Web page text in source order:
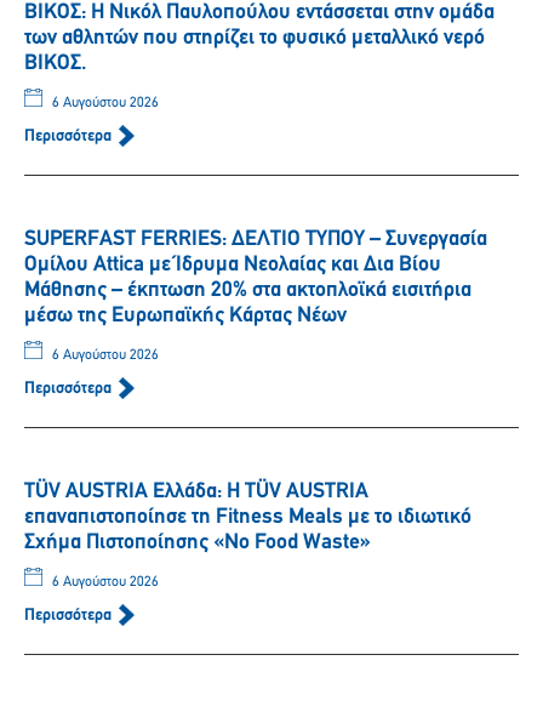
ΒΙΚΟΣ: Η Νικόλ Παυλοπούλου εντάσσεται στην ομάδα
των αθλητών που στηρίζει το φυσικό μεταλλικό νερό
ΒΙΚΟΣ.
6 Αυγούστου 2026
Περισσότερα
SUPERFAST FERRIES: ΔΕΛΤΙΟ ΤΥΠΟΥ – Συνεργασία
Ομίλου Attica με Ίδρυμα Νεολαίας και Δια Βίου
Μάθησης – έκπτωση 20% στα ακτοπλοϊκά εισιτήρια
μέσω της Ευρωπαϊκής Κάρτας Νέων
6 Αυγούστου 2026
Περισσότερα
TÜV AUSTRIA Ελλάδα: Η TÜV AUSTRIA
επαναπιστοποίησε τη Fitness Meals με το ιδιωτικό
Σχήμα Πιστοποίησης «No Food Waste»
6 Αυγούστου 2026
Περισσότερα